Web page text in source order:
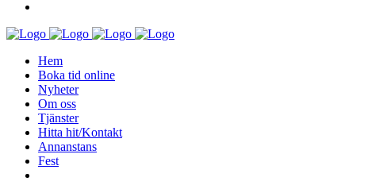
Hem
Boka tid online
Nyheter
Om oss
Tjänster
Hitta hit/Kontakt
Annanstans
Fest